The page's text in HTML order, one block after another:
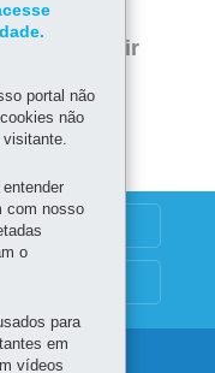
Imprimir
portal não
não
com nosso
o
para
em
vídeos